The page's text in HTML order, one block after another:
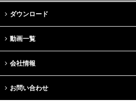
ラビングクロス
裁断
ダウンロード
動画一覧
会社情報
お問い合わせ